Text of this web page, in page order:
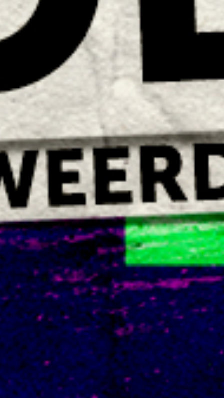
Stompen (film)
Landhuis Oud Amelisweerd
Videokunst - Kunst aan de wand
Kinderprogramma, de natuur en jij
Berlijnplein
Beeldende Kunst